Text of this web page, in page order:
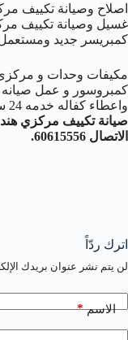
اصلاح وصيانة تكييف
غسيل وصيانة تكييف
كمبريسر جديد ومستعمل –
مكيفات وحدات و
كمبروسور و عمل صيانه
واعطاء كفاله خدمه 24 ساعه تواصل مع
صيانة تكييف مركزي
الاتصال 60615556.
اترك ردّاً
لن يتم نشر عنوان بريدك
الاسم*